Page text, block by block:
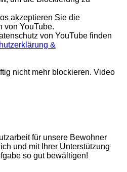
akzeptieren Sie die
von YouTube.
von YouTube finden
&
nicht mehr blockieren. Video
für unsere Bewohner
und mit Ihrer Unterstützung
so gut bewältigen!